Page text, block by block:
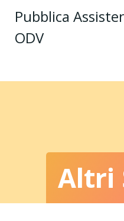
Pubblica
ODV
Altri